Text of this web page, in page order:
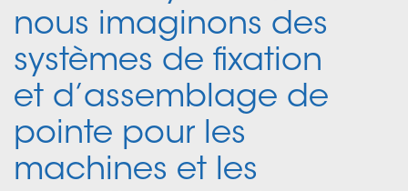
nous imaginons des
systèmes de fixation
et d’assemblage de
pointe pour les
machines et les